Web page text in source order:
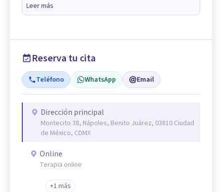
Leer más
Reserva tu cita
Teléfono WhatsApp Email
Dirección principal
Montecito 38, Nápoles, Benito Juárez, 03810 Ciudad
de México, CDMX
Online
Terapia online
+1 más